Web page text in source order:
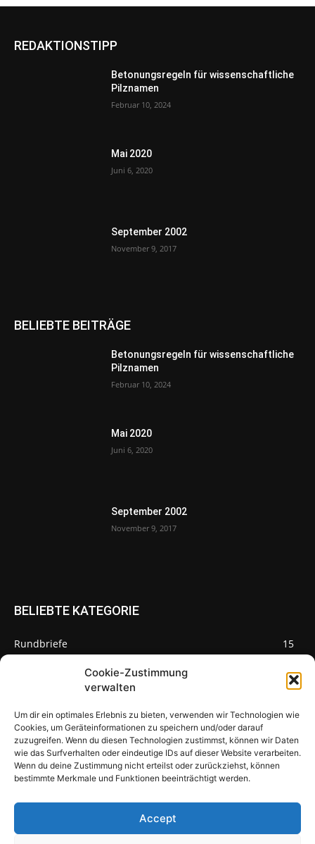
Cookie-Zustimmung
verwalten
Um dir ein optimales Erlebnis zu bieten, verwenden wir Technologien wie
Cookies, um Geräteinformationen zu speichern und/oder darauf
zuzugreifen. Wenn du diesen Technologien zustimmst, können wir Daten
wie das Surfverhalten oder eindeutige IDs auf dieser Website verarbeiten.
Wenn du deine Zustimmung nicht erteilst oder zurückziehst, können
bestimmte Merkmale und Funktionen beeinträchtigt werden.
Accept
REDAKTIONSTIPP
Betonungsregeln für wissenschaftliche
Pilznamen
Februar 10, 2024
Mai 2020
Juni 6, 2020
September 2002
November 9, 2017
BELIEBTE BEITRÄGE
Betonungsregeln für wissenschaftliche
Pilznamen
Februar 10, 2024
Mai 2020
Juni 6, 2020
September 2002
November 9, 2017
BELIEBTE KATEGORIE
Rundbriefe
15
Pilzseite
Seltene Pilze aus Mainfranken und
Deutschland